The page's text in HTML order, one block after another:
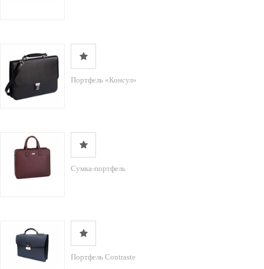
Портфель «Консул»
Сумка-портфель
Портфель Contraste